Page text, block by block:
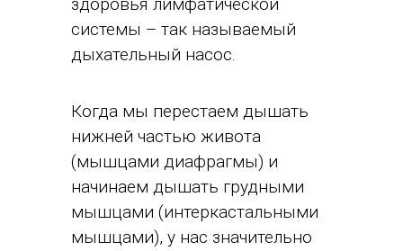
системы – так называемый
дыхательный насос.
Когда мы перестаем дышать
нижней частью живота
(мышцами диафрагмы) и
начинаем дышать грудными
мышцами (интеркастальными
мышцами), у нас значительно